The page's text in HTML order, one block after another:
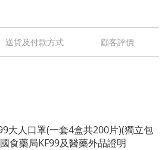
送貨及付款方式 顧客評價
大人口罩(一套4盒共200片)(獨立包
食藥局KF99及醫藥外品證明